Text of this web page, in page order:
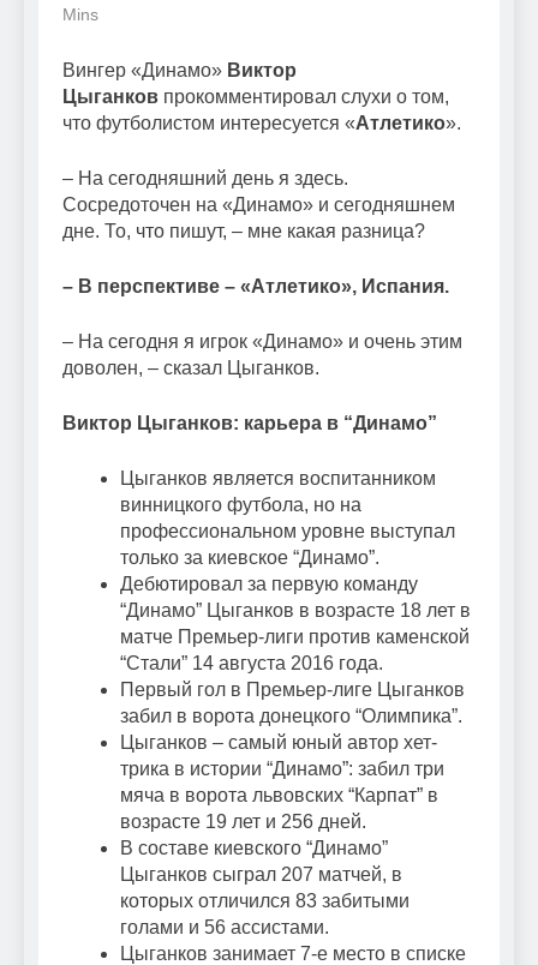
Mins
Вингер «Динамо» Виктор
Цыганков прокомментировал слухи о том,
что футболистом интересуется «Атлетико».
– На сегодняшний день я здесь.
Сосредоточен на «Динамо» и сегодняшнем
дне. То, что пишут, – мне какая разница?
– В перспективе – «Атлетико», Испания.
– На сегодня я игрок «Динамо» и очень этим
доволен, – сказал Цыганков.
Виктор Цыганков: карьера в “Динамо”
Цыганков является воспитанником
винницкого футбола, но на
профессиональном уровне выступал
только за киевское “Динамо”.
Дебютировал за первую команду
“Динамо” Цыганков в возрасте 18 лет в
матче Премьер-лиги против каменской
“Стали” 14 августа 2016 года.
Первый гол в Премьер-лиге Цыганков
забил в ворота донецкого “Олимпика”.
Цыганков – самый юный автор хет-
трика в истории “Динамо”: забил три
мяча в ворота львовских “Карпат” в
возрасте 19 лет и 256 дней.
В составе киевского “Динамо”
Цыганков сыграл 207 матчей, в
которых отличился 83 забитыми
голами и 56 ассистами.
Цыганков занимает 7-е место в списке